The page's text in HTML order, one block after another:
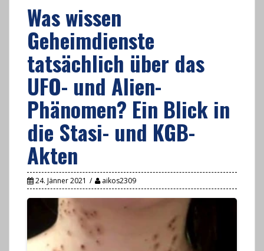
Was wissen
Geheimdienste
tatsächlich über das
UFO- und Alien-
Phänomen? Ein Blick in
die Stasi- und KGB-
Akten
24. Jänner 2021 aikos2309